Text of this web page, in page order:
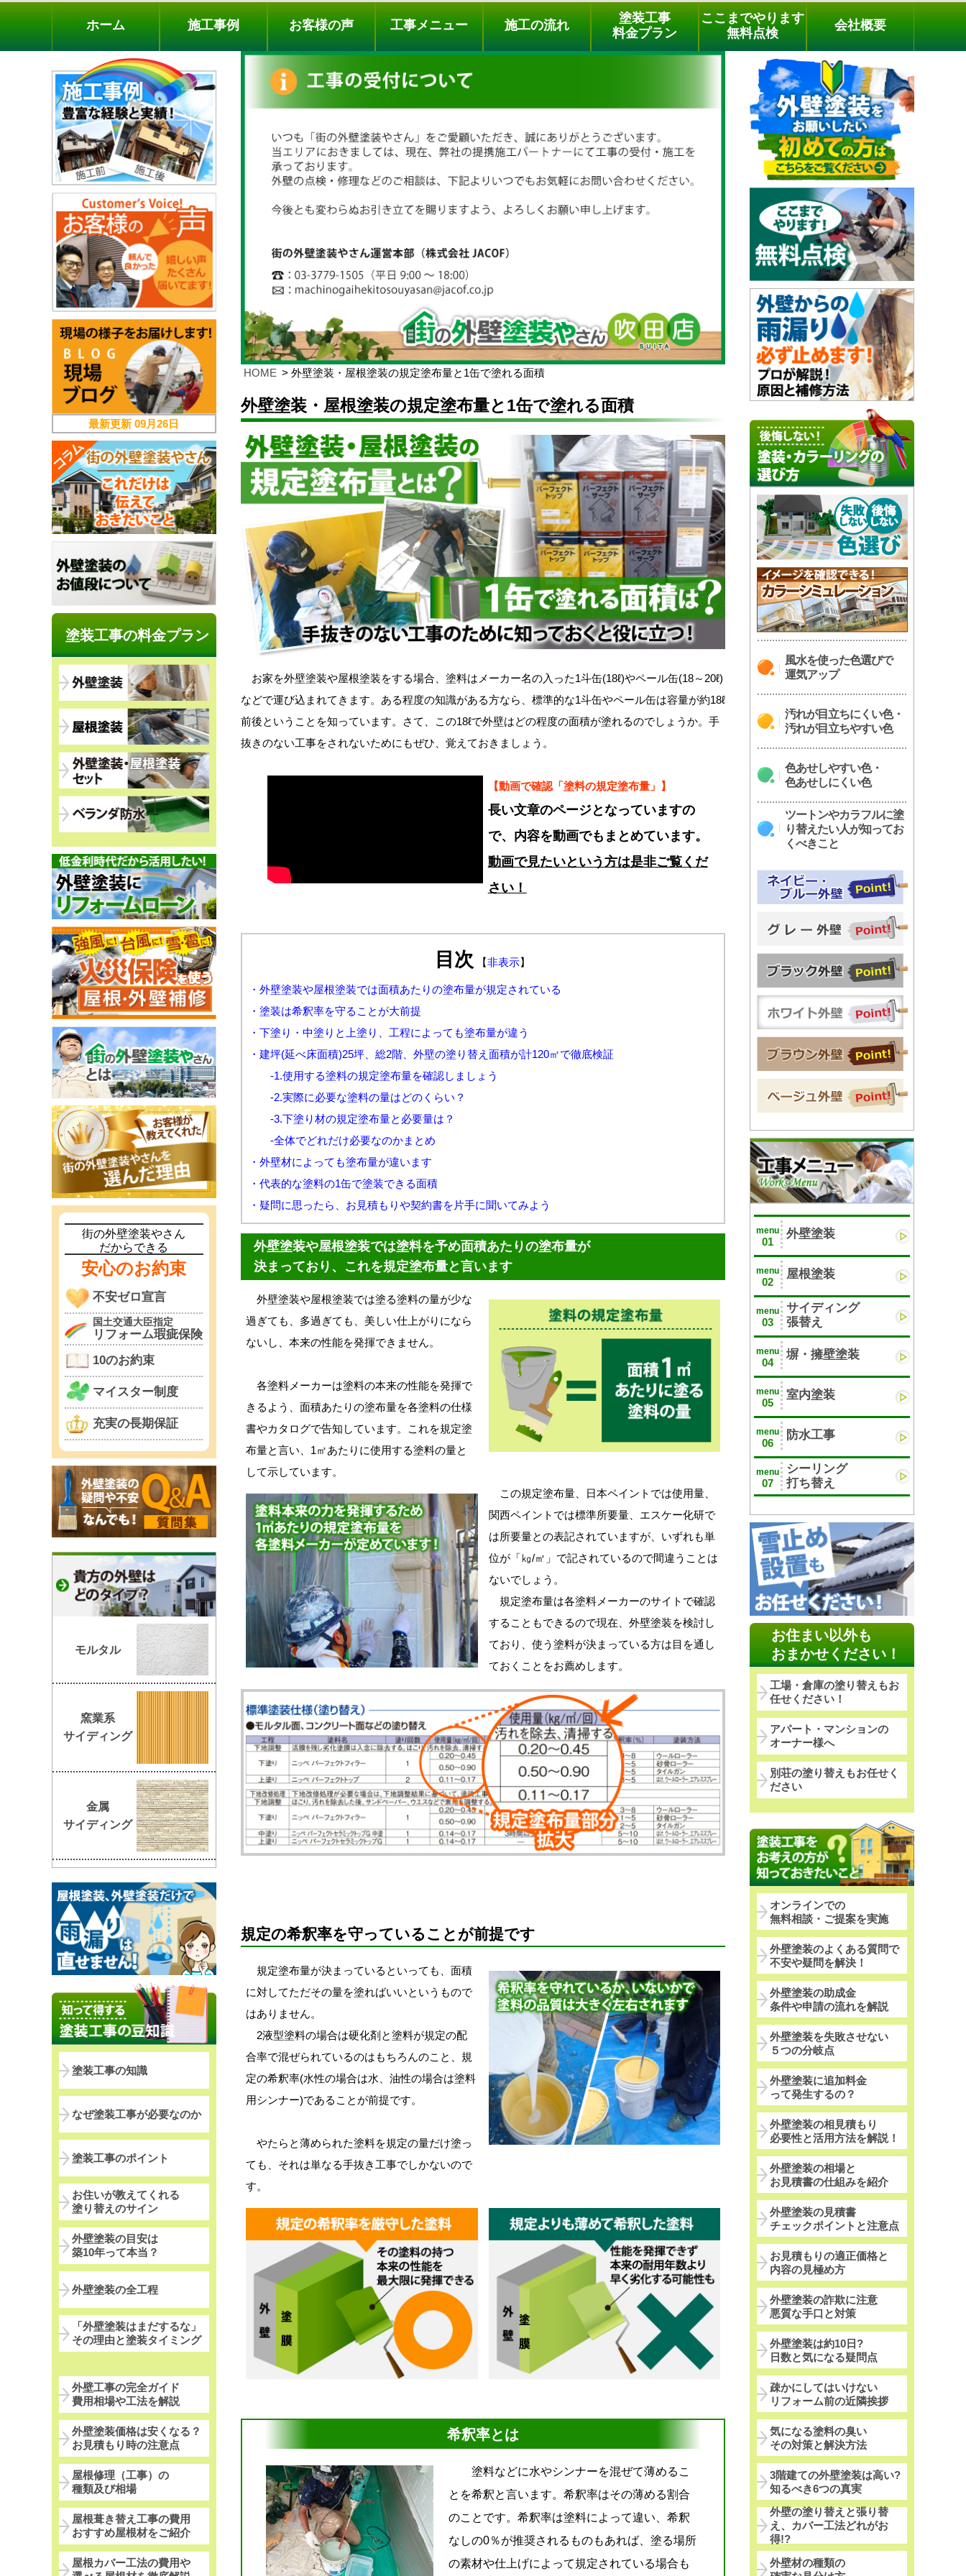
料金プラン 無料点検
電話でのご相談
[9時～18時まで受付中]
phone
ホーム 施工事例 お客様の声 工事メニュー 施工の流れ
塗装工事
料金プラン
ここまでやります
無料点検
会社概要
HOME 外壁塗装・屋根塗装の規定塗布量と1缶で塗れる面積
外壁塗装・屋根塗装の規定塗布量と1缶で塗れる面積
お家を外壁塗装や屋根塗装をする場合、塗料はメーカー名の入った1斗缶(18ℓ)やペール缶(18～20ℓ)
などで運び込まれてきます。ある程度の知識がある方なら、標準的な1斗缶やペール缶は容量が約18ℓ
前後ということを知っています。さて、この18ℓで外壁はどの程度の面積が塗れるのでしょうか。手
抜きのない工事をされないためにもぜひ、覚えておきましょう。
【動画で確認「塗料の規定塗布量」】
長い文章のページとなっていますの
で、内容を動画でもまとめています。
動画で見たいという方は是非ご覧くだ
さい！
目次 【非表示】
・外壁塗装や屋根塗装では面積あたりの塗布量が規定されている
・塗装は希釈率を守ることが大前提
・下塗り・中塗りと上塗り、工程によっても塗布量が違う
・建坪(延べ床面積)25坪、総2階、外壁の塗り替え面積が計120㎡で徹底検証
-1.使用する塗料の規定塗布量を確認しましょう
-2.実際に必要な塗料の量はどのくらい？
-3.下塗り材の規定塗布量と必要量は？
-全体でどれだけ必要なのかまとめ
・外壁材によっても塗布量が違います
・代表的な塗料の1缶で塗装できる面積
・疑問に思ったら、お見積もりや契約書を片手に聞いてみよう
外壁塗装や屋根塗装では塗料を予め面積あたりの塗布量が
決まっており、これを規定塗布量と言います
外壁塗装や屋根塗装では塗る塗料の量が少な
過ぎても、多過ぎても、美しい仕上がりになら
ないし、本来の性能を発揮できません。
各塗料メーカーは塗料の本来の性能を発揮で
きるよう、面積あたりの塗布量を各塗料の仕様
書やカタログで告知しています。これを規定塗
布量と言い、1㎡あたりに使用する塗料の量と
して示しています。
この規定塗布量、日本ペイントでは使用量、
関西ペイントでは標準所要量、エスケー化研で
は所要量との表記されていますが、いずれも単
位が「㎏/㎡」で記されているので間違うことは
ないでしょう。
規定塗布量は各塗料メーカーのサイトで確認
することもできるので現在、外壁塗装を検討し
ており、使う塗料が決まっている方は目を通し
ておくことをお薦めします。
規定の希釈率を守っていることが前提です
規定塗布量が決まっているといっても、面積
に対してただその量を塗ればいいというもので
はありません。
2液型塗料の場合は硬化剤と塗料が規定の配
合率で混ぜられているのはもちろんのこと、規
定の希釈率(水性の場合は水、油性の場合は塗料
用シンナー)であることが前提です。
やたらと薄められた塗料を規定の量だけ塗っ
ても、それは単なる手抜き工事でしかないので
す。
希釈率とは
塗料などに水やシンナーを混ぜて薄めるこ
とを希釈と言います。希釈率はその薄める割合
のことです。希釈率は塗料によって違い、希釈
なしの0％が推奨されるものもあれば、塗る場所
の素材や仕上げによって規定されている場合も
風水を使った色選びで
運気アップ
汚れが目立ちにくい色・
汚れが目立ちやすい色
色あせしやすい色・
色あせしにくい色
ツートンやカラフルに塗
り替えたい人が知ってお
くべきこと
menu
01
外壁塗装
menu
02
屋根塗装
menu
03
サイディング
張替え
menu
04
塀・擁壁塗装
menu
05
室内塗装
menu
06
防水工事
menu
07
シーリング
打ち替え
お住まい以外も
おまかせください！
工場・倉庫の塗り替えもお
任せください！
アパート・マンションの
オーナー様へ
別荘の塗り替えもお任せく
ださい
オンラインでの
無料相談・ご提案を実施
外壁塗装のよくある質問で
不安や疑問を解決！
外壁塗装の助成金
条件や申請の流れを解説
外壁塗装を失敗させない
５つの分岐点
外壁塗装に追加料金
って発生するの？
外壁塗装の相見積もり
必要性と活用方法を解説！
外壁塗装の相場と
お見積書の仕組みを紹介
外壁塗装の見積書
チェックポイントと注意点
お見積もりの適正価格と
内容の見極め方
外壁塗装の詐欺に注意
悪質な手口と対策
外壁塗装は約10日?
日数と気になる疑問点
疎かにしてはいけない
リフォーム前の近隣挨拶
気になる塗料の臭い
その対策と解決方法
3階建ての外壁塗装は高い?
知るべき6つの真実
外壁の塗り替えと張り替
え、カバー工法どれがお
得!?
外壁材の種類の
最新更新09月26日
塗装工事の料金プラン
街の外壁塗装やさん
だからできる
安心のお約束
不安ゼロ宣言
国土交通大臣指定
リフォーム瑕疵保険
10のお約束
マイスター制度
充実の長期保証
モルタル
窯業系
サイディング
金属
サイディング
塗装工事の知識
なぜ塗装工事が必要なのか
塗装工事のポイント
お住いが教えてくれる
塗り替えのサイン
外壁塗装の目安は
築10年って本当？
外壁塗装の全工程
「外壁塗装はまだするな」
その理由と塗装タイミング
外壁工事の完全ガイド
費用相場や工法を解説
外壁塗装価格は安くなる？
お見積もり時の注意点
屋根修理（工事）の
種類及び相場
屋根葺き替え工事の費用
おすすめ屋根材をご紹介
屋根カバー工法の費用や